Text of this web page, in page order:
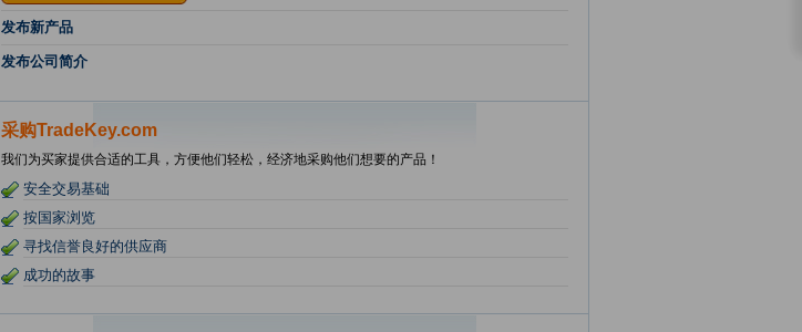
发布新产品
发布公司简介
采购TradeKey.com
我们为买家提供合适的工具，方便他们轻松，经济地采购他们想要的产品！
安全交易基础
按国家浏览
寻找信誉良好的供应商
成功的故事